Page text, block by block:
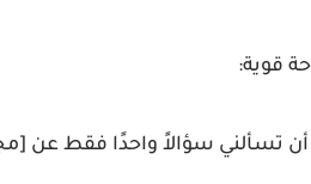
قوية:
أن تسألني سؤالاً واحدًا فقط عن